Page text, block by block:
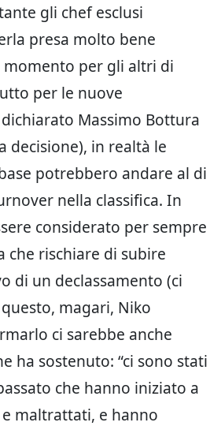
gli chef esclusi
presa molto bene
momento per gli altri di
per le nuove
Massimo Bottura
decisione), in realtà le
potrebbero andare al di
nella classifica. In
considerato per sempre
che rischiare di subire
di un declassamento (ci
magari, Niko
ci sarebbe anche
ha sostenuto: “ci sono stati
che hanno iniziato a
maltrattati, e hanno